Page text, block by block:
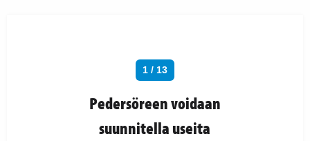
1 / 13
Pedersöreen voidaan
suunnitella useita